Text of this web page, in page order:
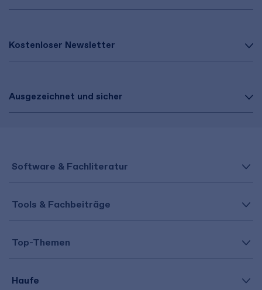
Kostenloser Newsletter
Ausgezeichnet und sicher
Software & Fachliteratur
Tools & Fachbeiträge
Top-Themen
Haufe